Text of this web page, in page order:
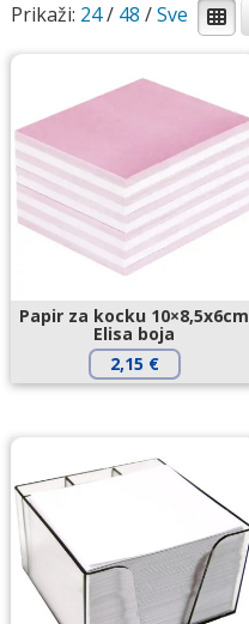
Prikaži: 24/ 48 /
Papir za kocku 10×8,5x6cm
Elisa boja
2,15 €